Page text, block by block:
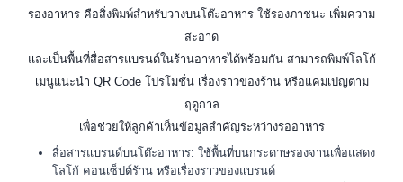
รองอาหาร คือสิ่งพิมพ์สำหรับวางบนโต๊ะอาหาร ใช้รองภาชนะ เพิ่มความ
สะอาด
และเป็นพื้นที่สื่อสารแบรนด์ในร้านอาหารได้พร้อมกัน สามารถพิมพ์โลโก้
เมนูแนะนำ QR Code โปรโมชั่น เรื่องราวของร้าน หรือแคมเปญตาม
ฤดูกาล
เพื่อช่วยให้ลูกค้าเห็นข้อมูลสำคัญระหว่างรออาหาร
สื่อสารแบรนด์บนโต๊ะอาหาร: ใช้พื้นที่บนกระดาษรองจานเพื่อแสดง
โลโก้ คอนเซ็ปต์ร้าน หรือเรื่องราวของแบรนด์